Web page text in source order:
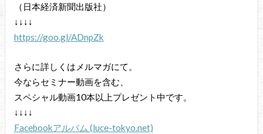
（日本経済新聞出版社）
↓↓↓↓
https://goo.gl/ADnpZk
さらに詳しくはメルマガにて。
今ならセミナー動画を含む、
スペシャル動画10本以上プレゼント中です。
↓↓↓↓
Facebookアルバム (luce-tokyo.net)